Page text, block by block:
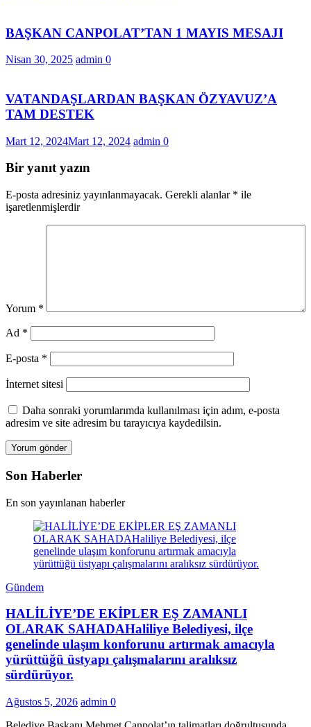
BAŞKAN CANPOLAT’TAN 1 MAYIS MESAJI
Nisan 30, 2025 admin 0
VATANDAŞLARDAN BAŞKAN ÖZYAVUZ’A
TAM DESTEK
Mart 12, 2024Mart 12, 2024 admin 0
Bir yanıt yazın
E-posta adresiniz yayınlanmayacak. Gerekli alanlar * ile
işaretlenmişlerdir
Yorum *
Ad *
E-posta *
İnternet sitesi
Daha sonraki yorumlarımda kullanılması için adım, e-posta
adresim ve site adresim bu tarayıcıya kaydedilsin.
Son Haberler
En son yayınlanan haberler
Gündem
HALİLİYE’DE EKİPLER EŞ ZAMANLI
OLARAK SAHADAHaliliye Belediyesi, ilçe
genelinde ulaşım konforunu artırmak amacıyla
yürüttüğü üstyapı çalışmalarını aralıksız
sürdürüyor.
Ağustos 5, 2026 admin 0